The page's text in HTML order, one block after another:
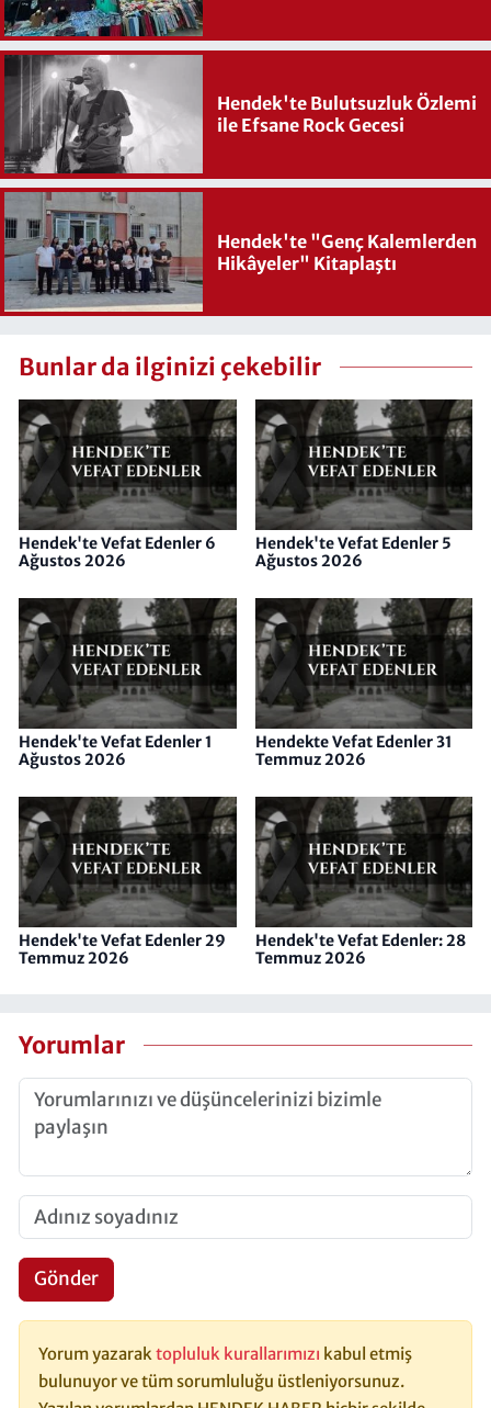
Hendek'te Bulutsuzluk Özlemi
ile Efsane Rock Gecesi
Hendek'te "Genç Kalemlerden
Hikâyeler" Kitaplaştı
Bunlar da ilginizi çekebilir
Hendek'te Vefat Edenler 6
Ağustos 2026
Hendek'te Vefat Edenler 5
Ağustos 2026
Hendek'te Vefat Edenler 1
Ağustos 2026
Hendekte Vefat Edenler 31
Temmuz 2026
Hendek'te Vefat Edenler 29
Temmuz 2026
Hendek'te Vefat Edenler: 28
Temmuz 2026
Yorumlar
Gönder
Yorum yazarak topluluk kurallarımızı kabul etmiş
bulunuyor ve tüm sorumluluğu üstleniyorsunuz.